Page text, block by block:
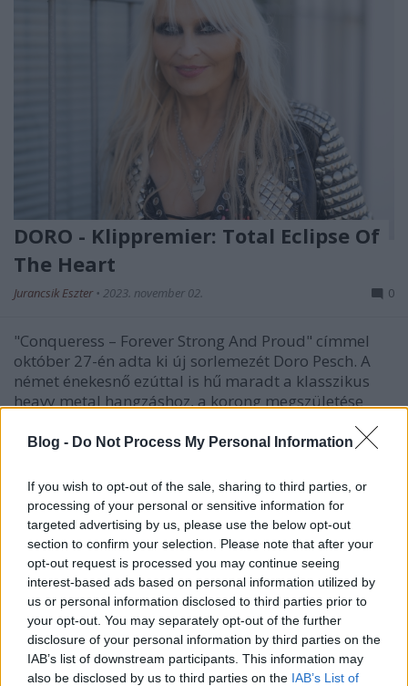
Blog - Do Not Process My Personal Information
If you wish to opt-out of the sale, sharing to third parties, or
processing of your personal or sensitive information for
targeted advertising by us, please use the below opt-out
section to confirm your selection. Please note that after your
opt-out request is processed you may continue seeing
interest-based ads based on personal information utilized by
us or personal information disclosed to third parties prior to
your opt-out. You may separately opt-out of the further
disclosure of your personal information by third parties on the
IAB’s list of downstream participants. This information may
also be disclosed by us to third parties on the IAB’s List of
DORO - Klippremier: Total Eclipse Of
The Heart
Jurancsik Eszter • 2023. november 02. 0
"Conqueress – Forever Strong And Proud" címmel
október 27-én adta ki új sorlemezét Doro Pesch. A
német énekesnő ezúttal is hű maradt a klasszikus
heavy metal hangzáshoz, a korong megszületése